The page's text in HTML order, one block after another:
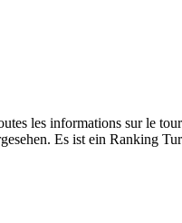
les informations sur le
Es ist ein Ranking